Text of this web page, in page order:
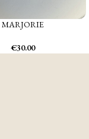
MARJORIE
€30.00